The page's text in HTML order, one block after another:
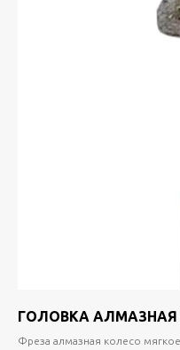
ГОЛОВКА АЛМАЗНАЯ
Фреза алмазная колесо мягкое